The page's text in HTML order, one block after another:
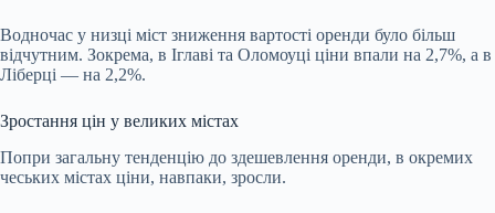
Водночас у низці міст зниження вартості оренди було більш
відчутним. Зокрема, в Іглаві та Оломоуці ціни впали на 2,7%, а в
Ліберці — на 2,2%.
Зростання цін у великих містах
Попри загальну тенденцію до здешевлення оренди, в окремих
чеських містах ціни, навпаки, зросли.